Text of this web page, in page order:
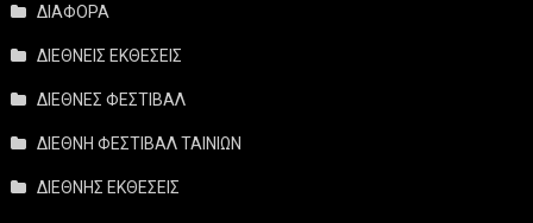
ΔΙΑΦΟΡΑ
ΔΙΕΘΝΕΙΣ ΕΚΘΕΣΕΙΣ
ΔΙΕΘΝΕΣ ΦΕΣΤΙΒΑΛ
ΔΙΕΘΝΗ ΦΕΣΤΙΒΑΛ ΤΑΙΝΙΩΝ
ΔΙΕΘΝΗΣ ΕΚΘΕΣΕΙΣ